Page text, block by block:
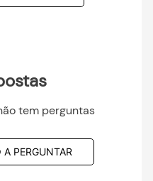
tem perguntas
PERGUNTAR